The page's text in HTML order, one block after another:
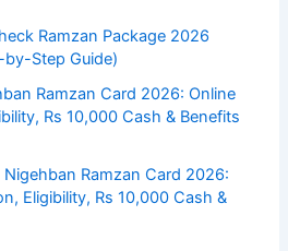
Ramzan Package 2026
Step Guide)
Ramzan Card 2026: Online
Rs 10,000 Cash & Benefits
Nigehban Ramzan Card 2026:
Eligibility, Rs 10,000 Cash &